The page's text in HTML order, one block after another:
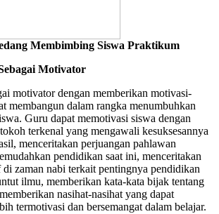
Membimbing Siswa Praktikum
Motivator
motivator dengan memberikan motivasi-
membangun dalam rangka menumbuhkan
Guru dapat memotivasi siswa dengan
terkenal yang mengawali kesuksesannya
menceritakan perjuangan pahlawan
pendidikan saat ini, menceritakan
zaman nabi terkait pentingnya pendidikan
ilmu, memberikan kata-kata bijak tentang
nasihat-nasihat yang dapat
termotivasi dan bersemangat dalam belajar.